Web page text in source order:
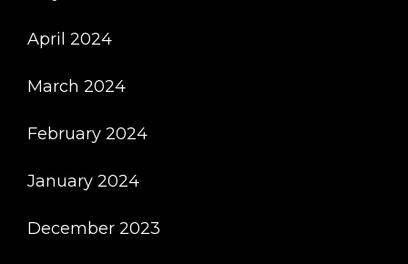
April 2024
March 2024
February 2024
January 2024
December 2023